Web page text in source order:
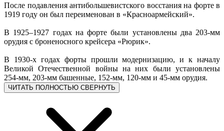
После подавления антибольшевистского восстания на форте в
1919 году он был переименован в «Красноармейский».
В 1925–1927 годах на форте были установлены два 203-мм
орудия с броненосного крейсера «Рюрик».
В 1930-х годах форты прошли модернизацию, и к началу
Великой Отечественной войны на них были установлены
254-мм, 203-мм башенные, 152-мм, 120-мм и 45-мм орудия.
ЧИТАТЬ ПОЛНОСТЬЮ СВЕРНУТЬ